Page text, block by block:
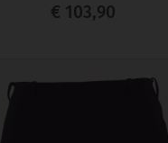
€ 103,90